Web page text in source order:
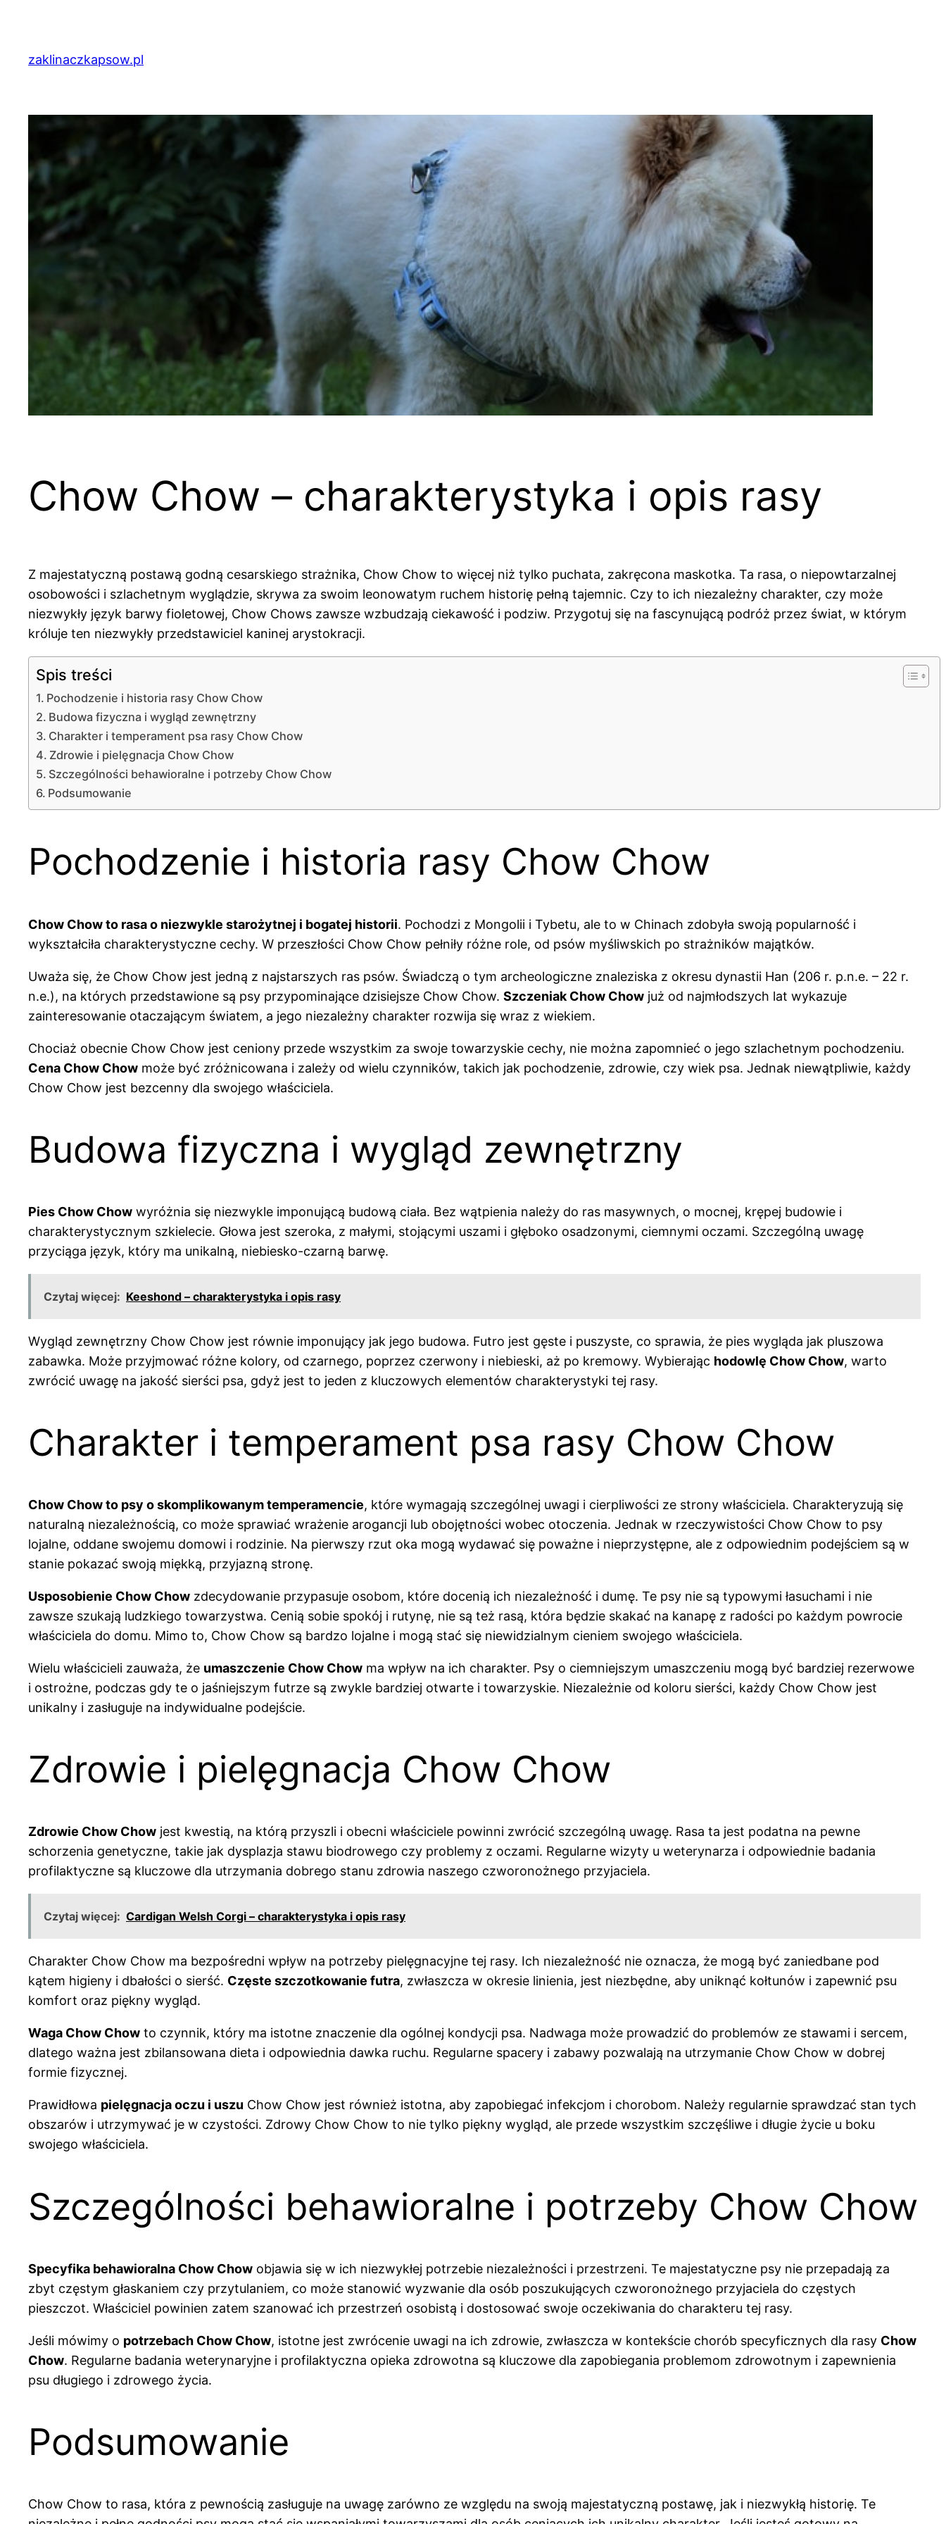
treścizaklinaczkapsow.pl
Chow Chow – charakterystyka i opis rasy
Z majestatyczną postawą godną cesarskiego strażnika, Chow Chow to więcej niż tylko puchata, zakręcona maskotka. Ta rasa, o niepowtarzalnej
osobowości i szlachetnym wyglądzie, skrywa za swoim leonowatym ruchem historię pełną tajemnic. Czy to ich niezależny charakter, czy może
niezwykły język barwy fioletowej, Chow Chows zawsze wzbudzają ciekawość i podziw. Przygotuj się na fascynującą podróż przez świat, w którym
króluje ten niezwykły przedstawiciel kaninej arystokracji.
Spis treści
Pochodzenie i historia rasy Chow Chow
Budowa fizyczna i wygląd zewnętrzny
Charakter i temperament psa rasy Chow Chow
Zdrowie i pielęgnacja Chow Chow
Szczególności behawioralne i potrzeby Chow Chow
Podsumowanie
Pochodzenie i historia rasy Chow Chow
Chow Chow to rasa o niezwykle starożytnej i bogatej historii. Pochodzi z Mongolii i Tybetu, ale to w Chinach zdobyła swoją popularność i
wykształciła charakterystyczne cechy. W przeszłości Chow Chow pełniły różne role, od psów myśliwskich po strażników majątków.
Uważa się, że Chow Chow jest jedną z najstarszych ras psów. Świadczą o tym archeologiczne znaleziska z okresu dynastii Han (206 r. p.n.e. – 22 r.
n.e.), na których przedstawione są psy przypominające dzisiejsze Chow Chow. Szczeniak Chow Chow już od najmłodszych lat wykazuje
zainteresowanie otaczającym światem, a jego niezależny charakter rozwija się wraz z wiekiem.
Chociaż obecnie Chow Chow jest ceniony przede wszystkim za swoje towarzyskie cechy, nie można zapomnieć o jego szlachetnym pochodzeniu.
Cena Chow Chow może być zróżnicowana i zależy od wielu czynników, takich jak pochodzenie, zdrowie, czy wiek psa. Jednak niewątpliwie, każdy
Chow Chow jest bezcenny dla swojego właściciela.
Budowa fizyczna i wygląd zewnętrzny
Pies Chow Chow wyróżnia się niezwykle imponującą budową ciała. Bez wątpienia należy do ras masywnych, o mocnej, krępej budowie i
charakterystycznym szkielecie. Głowa jest szeroka, z małymi, stojącymi uszami i głęboko osadzonymi, ciemnymi oczami. Szczególną uwagę
przyciąga język, który ma unikalną, niebiesko-czarną barwę.
Czytaj więcej: Keeshond – charakterystyka i opis rasy
Wygląd zewnętrzny Chow Chow jest równie imponujący jak jego budowa. Futro jest gęste i puszyste, co sprawia, że pies wygląda jak pluszowa
zabawka. Może przyjmować różne kolory, od czarnego, poprzez czerwony i niebieski, aż po kremowy. Wybierając hodowlę Chow Chow, warto
zwrócić uwagę na jakość sierści psa, gdyż jest to jeden z kluczowych elementów charakterystyki tej rasy.
Charakter i temperament psa rasy Chow Chow
Chow Chow to psy o skomplikowanym temperamencie, które wymagają szczególnej uwagi i cierpliwości ze strony właściciela. Charakteryzują się
naturalną niezależnością, co może sprawiać wrażenie arogancji lub obojętności wobec otoczenia. Jednak w rzeczywistości Chow Chow to psy
lojalne, oddane swojemu domowi i rodzinie. Na pierwszy rzut oka mogą wydawać się poważne i nieprzystępne, ale z odpowiednim podejściem są w
stanie pokazać swoją miękką, przyjazną stronę.
Usposobienie Chow Chow zdecydowanie przypasuje osobom, które docenią ich niezależność i dumę. Te psy nie są typowymi łasuchami i nie
zawsze szukają ludzkiego towarzystwa. Cenią sobie spokój i rutynę, nie są też rasą, która będzie skakać na kanapę z radości po każdym powrocie
właściciela do domu. Mimo to, Chow Chow są bardzo lojalne i mogą stać się niewidzialnym cieniem swojego właściciela.
Wielu właścicieli zauważa, że umaszczenie Chow Chow ma wpływ na ich charakter. Psy o ciemniejszym umaszczeniu mogą być bardziej rezerwowe
i ostrożne, podczas gdy te o jaśniejszym futrze są zwykle bardziej otwarte i towarzyskie. Niezależnie od koloru sierści, każdy Chow Chow jest
unikalny i zasługuje na indywidualne podejście.
Zdrowie i pielęgnacja Chow Chow
Zdrowie Chow Chow jest kwestią, na którą przyszli i obecni właściciele powinni zwrócić szczególną uwagę. Rasa ta jest podatna na pewne
schorzenia genetyczne, takie jak dysplazja stawu biodrowego czy problemy z oczami. Regularne wizyty u weterynarza i odpowiednie badania
profilaktyczne są kluczowe dla utrzymania dobrego stanu zdrowia naszego czworonożnego przyjaciela.
Czytaj więcej: Cardigan Welsh Corgi – charakterystyka i opis rasy
Charakter Chow Chow ma bezpośredni wpływ na potrzeby pielęgnacyjne tej rasy. Ich niezależność nie oznacza, że mogą być zaniedbane pod
kątem higieny i dbałości o sierść. Częste szczotkowanie futra, zwłaszcza w okresie linienia, jest niezbędne, aby uniknąć kołtunów i zapewnić psu
komfort oraz piękny wygląd.
Waga Chow Chow to czynnik, który ma istotne znaczenie dla ogólnej kondycji psa. Nadwaga może prowadzić do problemów ze stawami i sercem,
dlatego ważna jest zbilansowana dieta i odpowiednia dawka ruchu. Regularne spacery i zabawy pozwalają na utrzymanie Chow Chow w dobrej
formie fizycznej.
Prawidłowa pielęgnacja oczu i uszu Chow Chow jest również istotna, aby zapobiegać infekcjom i chorobom. Należy regularnie sprawdzać stan tych
obszarów i utrzymywać je w czystości. Zdrowy Chow Chow to nie tylko piękny wygląd, ale przede wszystkim szczęśliwe i długie życie u boku
swojego właściciela.
Szczególności behawioralne i potrzeby Chow Chow
Specyfika behawioralna Chow Chow objawia się w ich niezwykłej potrzebie niezależności i przestrzeni. Te majestatyczne psy nie przepadają za
zbyt częstym głaskaniem czy przytulaniem, co może stanowić wyzwanie dla osób poszukujących czworonożnego przyjaciela do częstych
pieszczot. Właściciel powinien zatem szanować ich przestrzeń osobistą i dostosować swoje oczekiwania do charakteru tej rasy.
Jeśli mówimy o potrzebach Chow Chow, istotne jest zwrócenie uwagi na ich zdrowie, zwłaszcza w kontekście chorób specyficznych dla rasy Chow
Chow. Regularne badania weterynaryjne i profilaktyczna opieka zdrowotna są kluczowe dla zapobiegania problemom zdrowotnym i zapewnienia
psu długiego i zdrowego życia.
Podsumowanie
Chow Chow to rasa, która z pewnością zasługuje na uwagę zarówno ze względu na swoją majestatyczną postawę, jak i niezwykłą historię. Te